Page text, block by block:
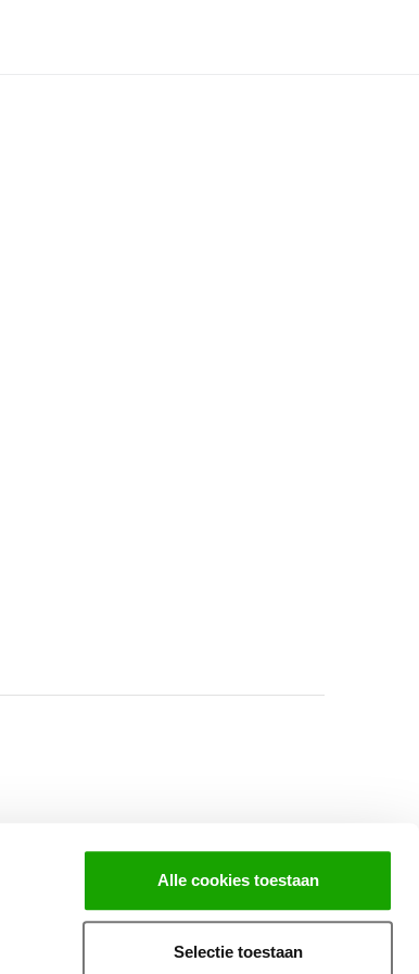
Alle cookies toestaan
Selectie toestaan